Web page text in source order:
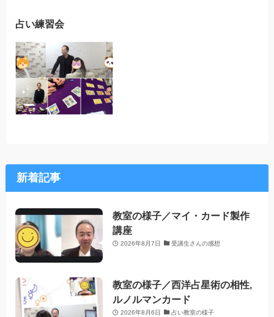
占い練習会
新着記事
教室の様子／マイ・カード製作
講座
2026年8月7日 受講生さんの感想
教室の様子／西洋占星術の相性,
ルノルマンカード
2026年8月6日 占い教室の様子